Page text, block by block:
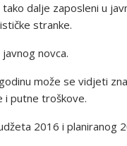
tako dalje zaposleni u
stranke.
novca.
može se vidjeti
i putne troškove.
2016 i planiranog